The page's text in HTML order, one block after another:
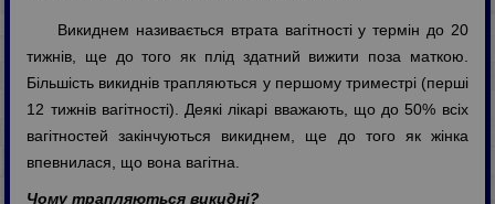
Викиднем називається втрата вагітності у термін до 20
тижнів, ще до того як плід здатний вижити поза маткою.
Більшість викиднів трапляються у першому триместрі (перші
12 тижнів вагітності). Деякі лікарі вважають, що до 50% всіх
вагітностей закінчуються викиднем, ще до того як жінка
впевнилася, що вона вагітна.
Чому трапляються викидні?